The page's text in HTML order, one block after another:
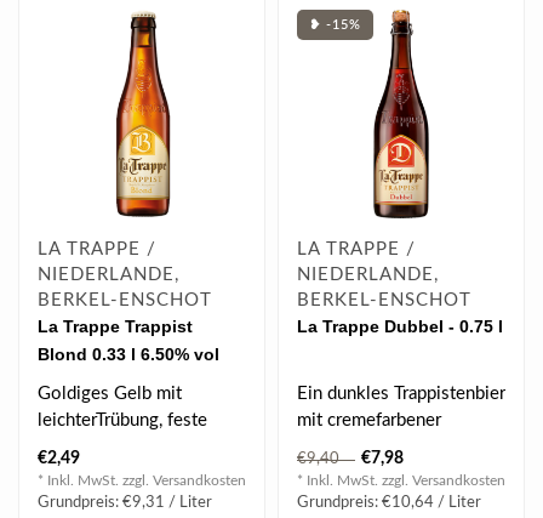
LA TRAPPE /
NIEDERLANDE,
BERKEL-ENSCHOT
La Trappe Trappist
Blond 0.33 l 6.50% vol
Goldiges Gelb mit
leichterTrübung, feste
Schaumkrone, schöne
Fruchtanklänge m..
€2,49
* Inkl. MwSt. zzgl. Versandkosten
Grundpreis: €9,31 / Liter
❥ -15%
LA TRAPPE /
NIEDERLANDE,
BERKEL-ENSCHOT
La Trappe Dubbel - 0.75 l
Ein dunkles Trappistenbier
mit cremefarbener
Schaumkrone. Fruchtiger
Duft, warme..
€9,40 €7,98
* Inkl. MwSt. zzgl. Versandkosten
Grundpreis: €10,64 / Liter